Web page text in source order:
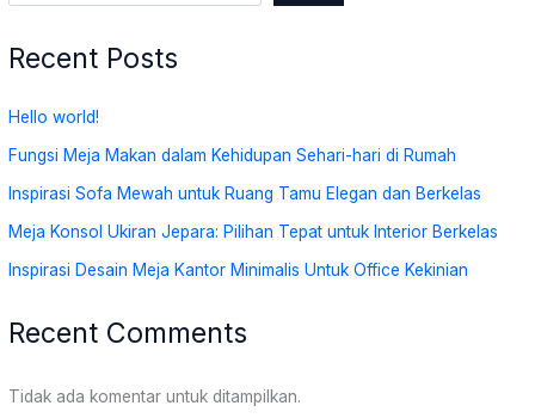
Recent Posts
Hello world!
Fungsi Meja Makan dalam Kehidupan Sehari-hari di Rumah
Inspirasi Sofa Mewah untuk Ruang Tamu Elegan dan Berkelas
Meja Konsol Ukiran Jepara: Pilihan Tepat untuk Interior Berkelas
Inspirasi Desain Meja Kantor Minimalis Untuk Office Kekinian
Recent Comments
Tidak ada komentar untuk ditampilkan.